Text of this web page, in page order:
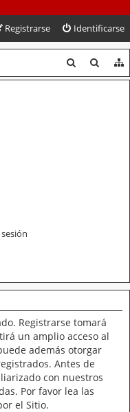
Identificarse
Registrarse
u
u
Registrarse tomará
un amplio acceso al
además otorgar
Antes de
con nuestros
Por favor lea las
el Sitio.